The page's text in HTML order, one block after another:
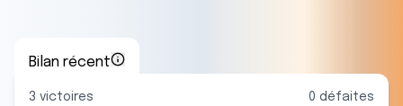
Bilan récent
3 victoires 0 défaites